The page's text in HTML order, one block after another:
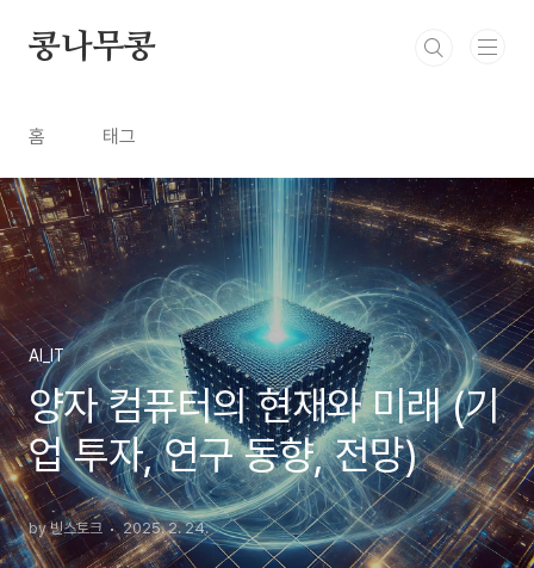
콩나무콩
홈 태그
AI_IT
양자 컴퓨터의 현재와 미래 (기
업 투자, 연구 동향, 전망)
by 빈스토크 2025. 2. 24.